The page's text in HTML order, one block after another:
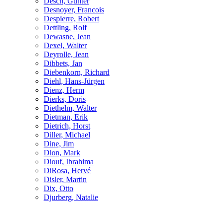
Desnoyer, Francois
Despierre, Robert
Dettling, Rolf
Dewasne, Jean
Dexel, Walter
Deyrolle, Jean
Dibbets, Jan
Diebenkorn, Richard
Diehl, Hans-Jürgen
Dienz, Herm
Dierks, Doris
Diethelm, Walter
Dietman, Erik
Dietrich, Horst
Diller, Michael
Dine, Jim
Dion, Mark
Diouf, Ibrahima
DiRosa, Hervé
Disler, Martin
Dix, Otto
Djurberg, Natalie